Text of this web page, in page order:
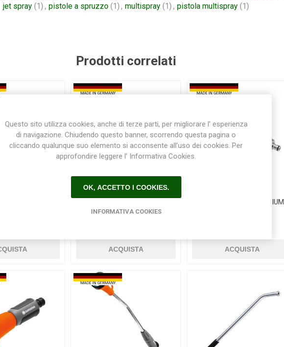
jet spray (1) , pistole a spruzzo (1) , multispray (1) , pistola multispray (1)
Prodotti correlati
GARDENA
Lancia a impulsi PREMIUM
Questo sito utilizza cookies, anche di terze parti, per migliorare l’ esperienza
di navigazione. Chiudendo questo banner, scorrendo questa pagina o
cliccando qualunque suo elemento si acconsente all’uso dei cookies. Per
approfondire leggere l’ Informativa Cookies.
OK, ACCETTO I COOKIES.
INFORMATIVA COOKIES